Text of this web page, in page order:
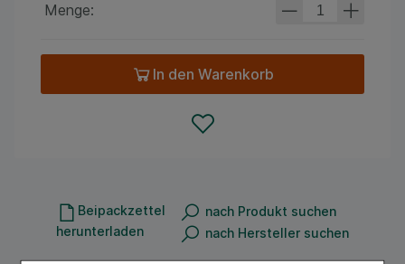
Menge:
In den Warenkorb
Beipackzettel
herunterladen
nach Produkt suchen
nach Hersteller suchen